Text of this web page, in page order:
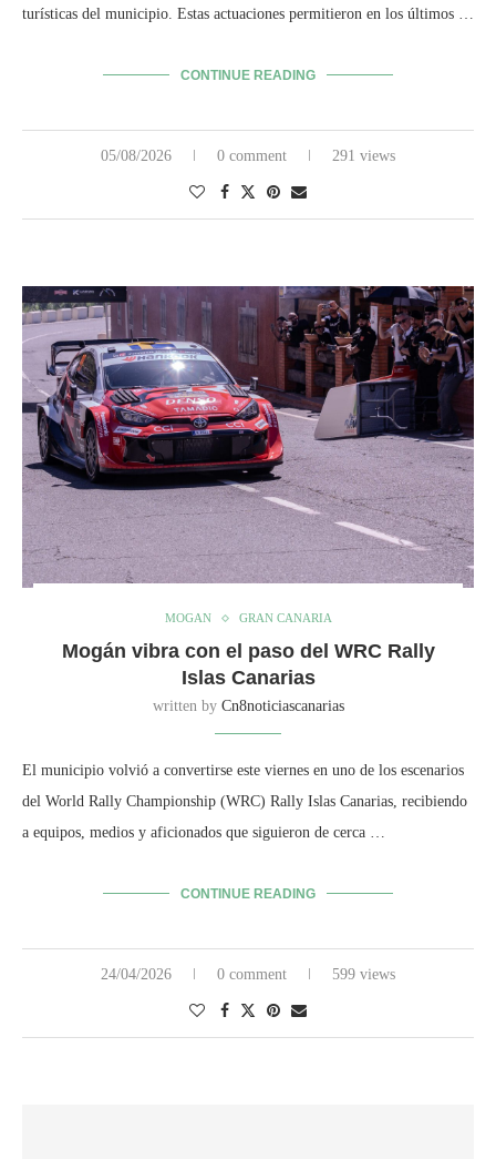
turísticas del municipio. Estas actuaciones permitieron en los últimos …
CONTINUE READING
05/08/2026 0 comment 291 views
MOGAN GRAN CANARIA
Mogán vibra con el paso del WRC Rally
Islas Canarias
written by Cn8noticiascanarias
El municipio volvió a convertirse este viernes en uno de los escenarios
del World Rally Championship (WRC) Rally Islas Canarias, recibiendo
a equipos, medios y aficionados que siguieron de cerca …
CONTINUE READING
24/04/2026 0 comment 599 views